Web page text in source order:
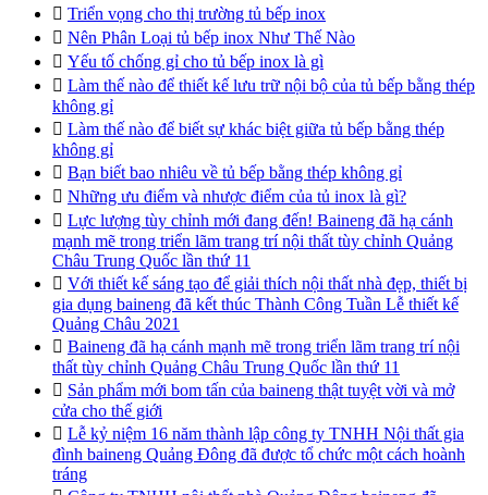
 Triển vọng cho thị trường tủ bếp inox
 Nên Phân Loại tủ bếp inox Như Thế Nào
 Yếu tố chống gỉ cho tủ bếp inox là gì
 Làm thế nào để thiết kế lưu trữ nội bộ của tủ bếp bằng thép
không gỉ
 Làm thế nào để biết sự khác biệt giữa tủ bếp bằng thép
không gỉ
 Bạn biết bao nhiêu về tủ bếp bằng thép không gỉ
 Những ưu điểm và nhược điểm của tủ inox là gì?
 Lực lượng tùy chỉnh mới đang đến! Baineng đã hạ cánh
mạnh mẽ trong triển lãm trang trí nội thất tùy chỉnh Quảng
Châu Trung Quốc lần thứ 11
 Với thiết kế sáng tạo để giải thích nội thất nhà đẹp, thiết bị
gia dụng baineng đã kết thúc Thành Công Tuần Lễ thiết kế
Quảng Châu 2021
 Baineng đã hạ cánh mạnh mẽ trong triển lãm trang trí nội
thất tùy chỉnh Quảng Châu Trung Quốc lần thứ 11
 Sản phẩm mới bom tấn của baineng thật tuyệt vời và mở
cửa cho thế giới
 Lễ kỷ niệm 16 năm thành lập công ty TNHH Nội thất gia
đình baineng Quảng Đông đã được tổ chức một cách hoành
tráng